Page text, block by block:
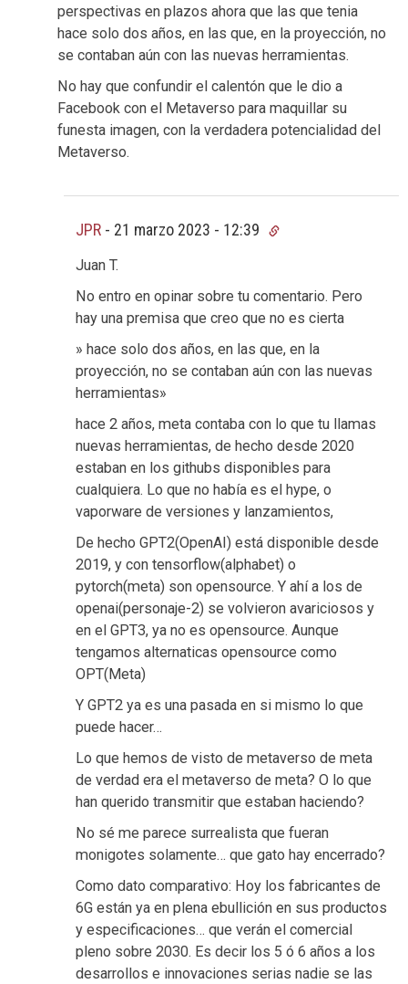
perspectivas en plazos ahora que las que tenia
hace solo dos años, en las que, en la proyección, no
se contaban aún con las nuevas herramientas.
No hay que confundir el calentón que le dio a
Facebook con el Metaverso para maquillar su
funesta imagen, con la verdadera potencialidad del
Metaverso.
JPR - 21 marzo 2023 - 12:39
Juan T.
No entro en opinar sobre tu comentario. Pero
hay una premisa que creo que no es cierta
» hace solo dos años, en las que, en la
proyección, no se contaban aún con las nuevas
herramientas»
hace 2 años, meta contaba con lo que tu llamas
nuevas herramientas, de hecho desde 2020
estaban en los githubs disponibles para
cualquiera. Lo que no había es el hype, o
vaporware de versiones y lanzamientos,
De hecho GPT2(OpenAI) está disponible desde
2019, y con tensorflow(alphabet) o
pytorch(meta) son opensource. Y ahí a los de
openai(personaje-2) se volvieron avariciosos y
en el GPT3, ya no es opensource. Aunque
tengamos alternaticas opensource como
OPT(Meta)
Y GPT2 ya es una pasada en si mismo lo que
puede hacer…
Lo que hemos de visto de metaverso de meta
de verdad era el metaverso de meta? O lo que
han querido transmitir que estaban haciendo?
No sé me parece surrealista que fueran
monigotes solamente… que gato hay encerrado?
Como dato comparativo: Hoy los fabricantes de
6G están ya en plena ebullición en sus productos
y especificaciones… que verán el comercial
pleno sobre 2030. Es decir los 5 ó 6 años a los
desarrollos e innovaciones serias nadie se las